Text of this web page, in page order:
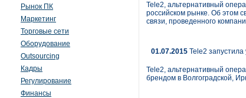
Рынок ПК
Маркетинг
Торговые сети
Оборудование
Outsourcing
Кадры
Регулирование
Финансы
Tele2, альтернативный
российском рынке. Об этом
связи, проведенного
01.07.2015 Tele2 запустила
Tele2, альтернативный
брендом в Волгоградской,